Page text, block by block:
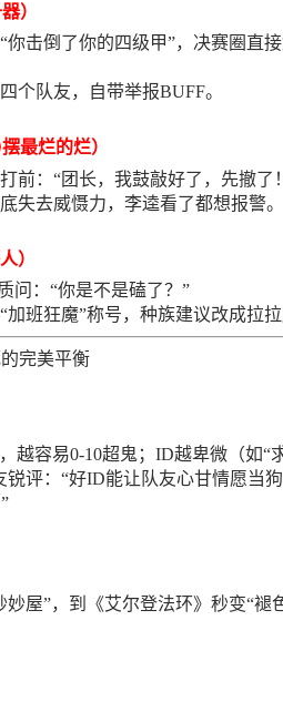
）
你击倒了你的四级甲”，决赛圈直
个队友，自带举报BUFF。
最烂的烂）
前：“团长，我鼓敲好了，先撤了
失去威慑力，李逵看了都想报警。
）
问：“你是不是磕了？”
班狂魔”称号，种族建议改成拉拉
完美平衡
越容易0-10超鬼；ID越卑微（如“
评：“好ID能让队友心甘情愿当狗
屋”，到《艾尔登法环》秒变“褪